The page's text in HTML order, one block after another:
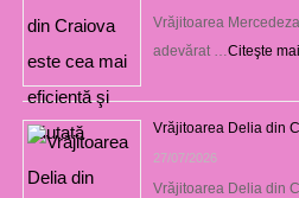
Vrăjitoarea
adevărat … Citeşte
Vrăjitoarea Delia din
27/07/2026
Vrăjitoarea Delia din